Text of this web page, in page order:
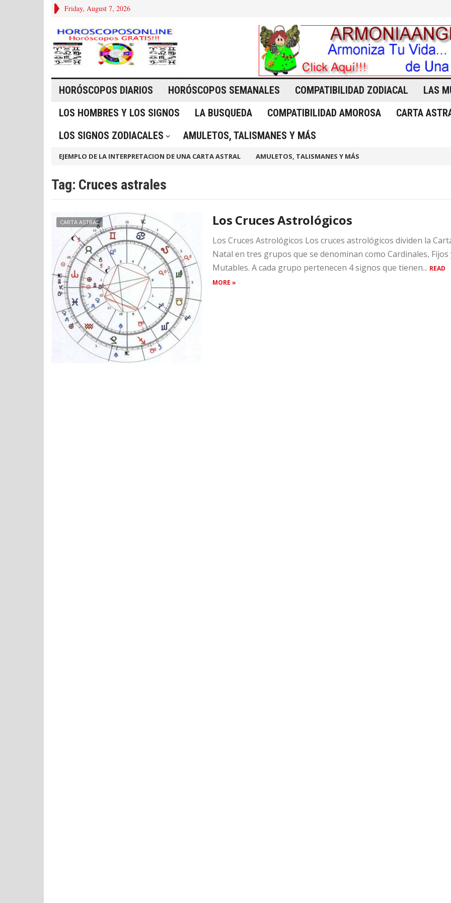
Friday, August 7, 2026
HORÓSCOPOS DIARIOS HORÓSCOPOS SEMANALES COMPATIBILIDAD ZODIACAL
LAS
LOS HOMBRES Y LOS SIGNOS
LA BUSQUEDA COMPATIBILIDAD AMOROSA
CARTA
LOS SIGNOS ZODIACALES
AMULETOS, TALISMANES Y MÁS
EJEMPLO DE LA INTERPRETACION DE UNA CARTA ASTRAL AMULETOS, TALISMANES Y MÁS
Tag: Cruces astrales
CARTA ASTRAL Los Cruces Astrológicos
Los Cruces Astrológicos Los cruces astrológicos dividen la
Natal en tres grupos que se denominan como Cardinales, Fijos
Mutables. A cada grupo pertenecen 4 signos que tienen... READ
MORE »